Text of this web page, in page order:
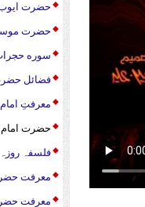
حضرت ایوب
حضرت موسی
سوره
فضائل
معرفتِ امام
حضرت امام
فلسفہ روزہ
معرفت
معرفت